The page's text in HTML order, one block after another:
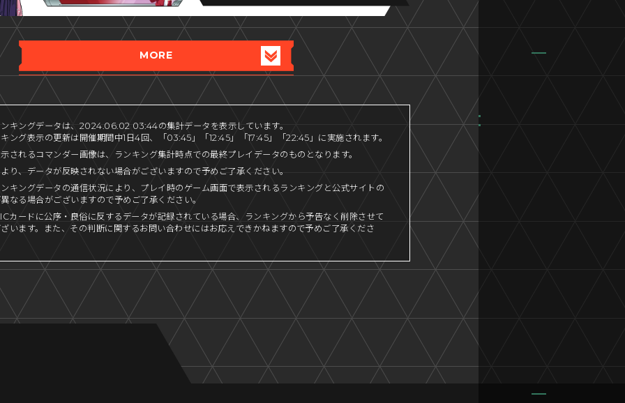
MORE
キングデータは、2024.06.02 03:44の集計データを表示しています。
ング表示の更新は開催期間中1日4回、「03:45」「12:45」「17:45」「22:45」に実施されます。
されるコマンダー画像は、ランキング集計時点での最終プレイデータのものとなります。
り、データが反映されない場合がございますので予めご了承ください。
キングデータの通信状況により、プレイ時のゲーム画面で表示されるランキングと公式サイトの
なる場合がございますので予めご了承ください。
カードに公序・良俗に反するデータが記録されている場合、ランキングから予告なく削除させて
います。また、その判断に関するお問い合わせにはお応えできかねますので予めご了承くださ